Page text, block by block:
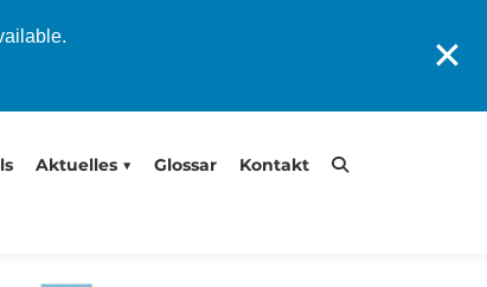
✕
Aktuelles Glossar Kontakt